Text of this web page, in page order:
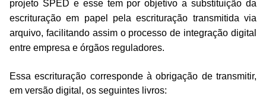
projeto SPED e esse tem por objetivo a substituição da
escrituração em papel pela escrituração transmitida via
arquivo, facilitando assim o processo de integração digital
entre empresa e órgãos reguladores.
Essa escrituração corresponde à obrigação de transmitir,
em versão digital, os seguintes livros: